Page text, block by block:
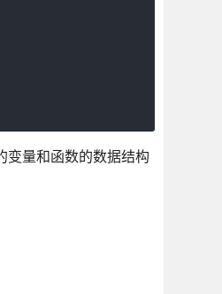
变量和函数的数据结构